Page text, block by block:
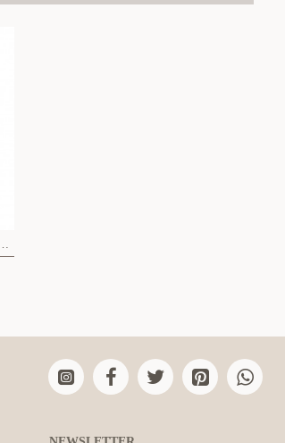
- SW2232D623